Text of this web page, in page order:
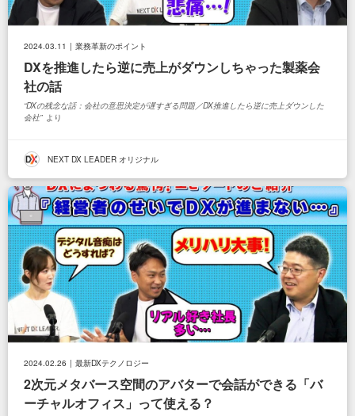
ニア
へ
DXを推進したら逆に売上がダウンしちゃった製薬会
社の話
DXの残念な話：会社の意思決定が遅すぎる問題／DX推進したら逆に売上ダウンした
会社
より
2024.03.11 業務革新のポイント
NEXT DX LEADER オリジナル
2次元メタバース空間のアバターで会話ができる「バ
ーチャルオフィス」って使える？
2024.02.26 最新DXテクノロジー